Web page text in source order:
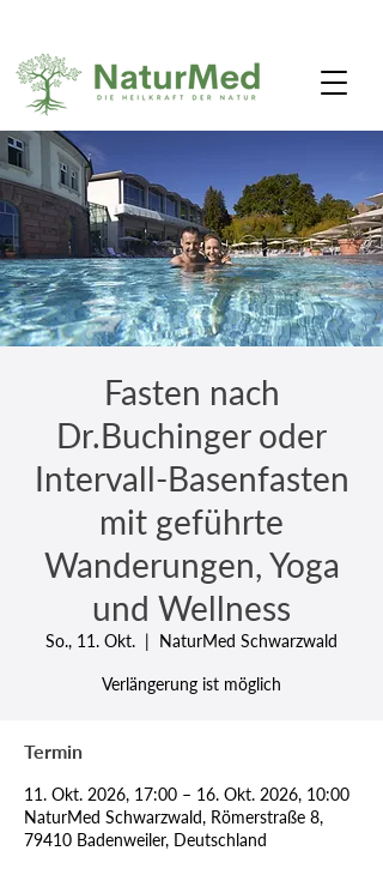
Fasten nach
Dr.Buchinger oder
Intervall-Basenfasten
mit geführte
Wanderungen, Yoga
und Wellness
So., 11. Okt.
  |
NaturMed Schwarzwald
Verlängerung ist möglich
Termin
11. Okt. 2026, 17:00 – 16. Okt. 2026, 10:00
NaturMed Schwarzwald, Römerstraße 8,
79410 Badenweiler, Deutschland